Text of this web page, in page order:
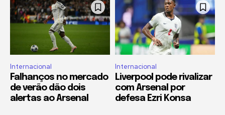
Internacional
Falhanços no mercado
de verão dão dois
alertas ao Arsenal
Internacional
Liverpool pode rivalizar
com Arsenal por
defesa Ezri Konsa